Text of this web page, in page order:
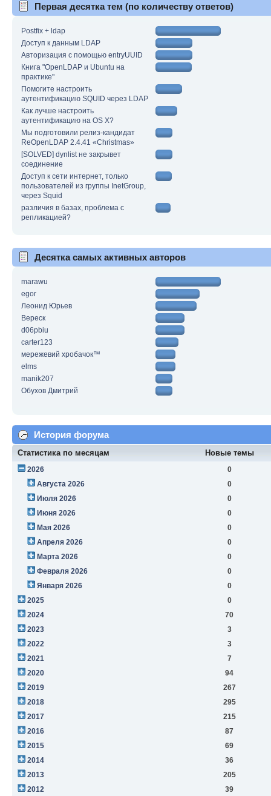
Первая десятка тем (по количеству ответов)
Postfix + ldap
Доступ к данным LDAP
Авторизация с помощью entryUUID
Книга "OpenLDAP и Ubuntu на
практике"
Помогите настроить
аутентификацию SQUID через LDAP
Как лучше настроить
аутентификацию на OS X?
Мы подготовили релиз-кандидат
ReOpenLDAP 2.4.41 «Christmas»
[SOLVED] dynlist не закрывет
соединение
Доступ к сети интернет, только
пользователей из группы InetGroup,
через Squid
различия в базах, проблема с
репликацией?
Десятка самых активных авторов
marawu
egor
Леонид Юрьев
Вереск
d06pbiu
carter123
мережевий хробачок™
elms
manik207
Обухов Дмитрий
История форума
Статистика по месяцам Новые темы
2026
0
Августа 2026
0
Июля 2026
0
Июня 2026
0
Мая 2026
0
Апреля 2026
0
Марта 2026
0
Февраля 2026
0
Января 2026
0
2025
0
2024
70
2023
3
2022
3
2021
7
2020
94
2019
267
2018
295
2017
215
2016
87
2015
69
2014
36
2013
205
2012
39